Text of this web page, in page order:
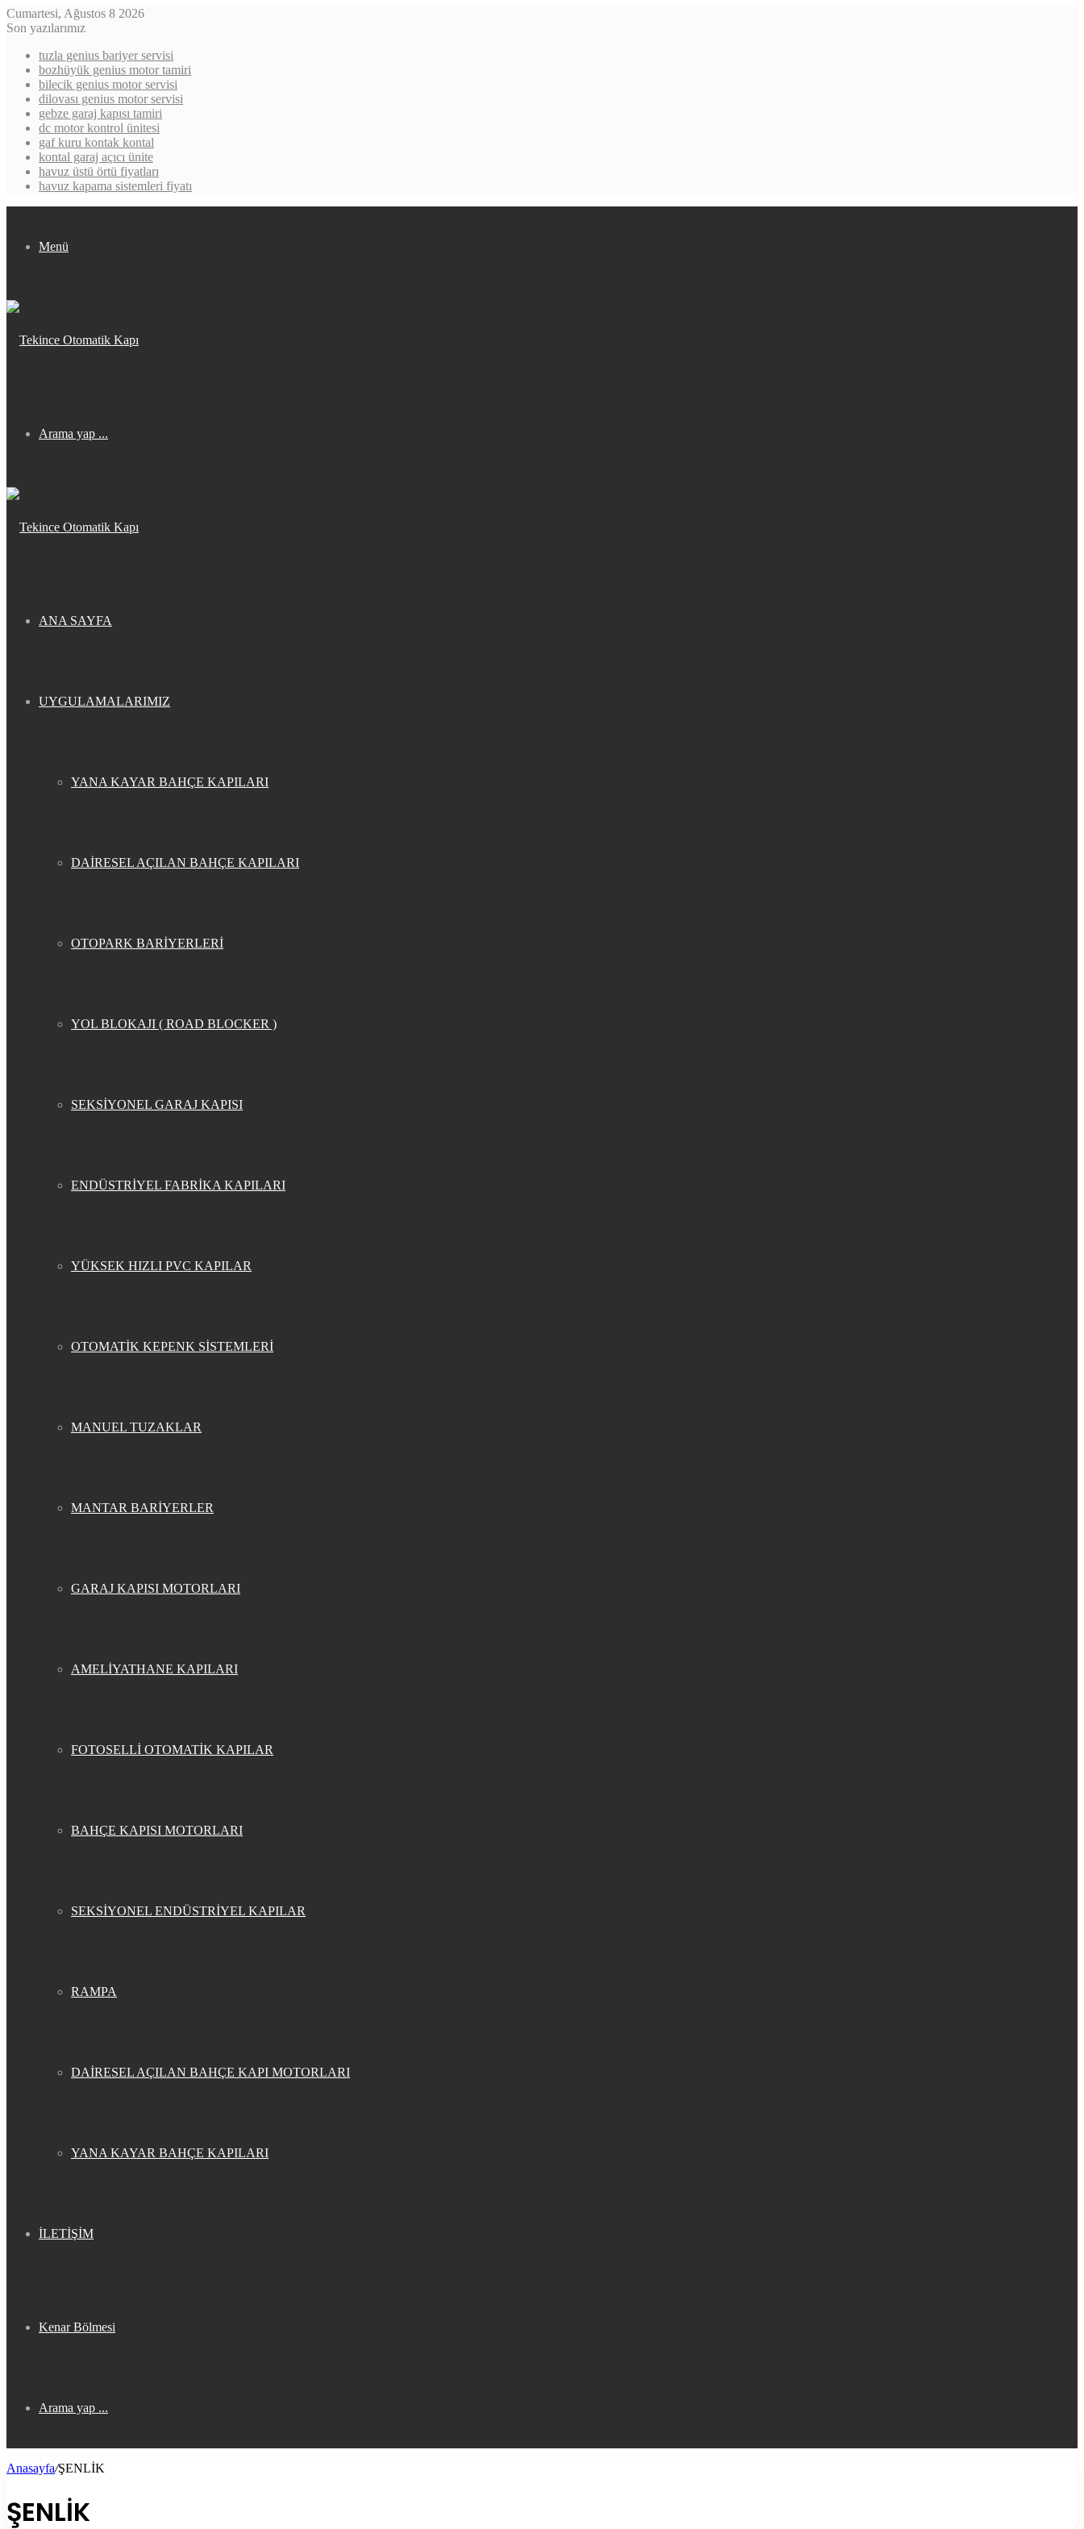
Cumartesi, Ağustos 8 2026
Son yazılarımız
tuzla genius bariyer servisi
bozhüyük genius motor tamiri
bilecik genius motor servisi
dilovası genius motor servisi
gebze garaj kapısı tamiri
dc motor kontrol ünitesi
gaf kuru kontak kontal
kontal garaj açıcı ünite
havuz üstü örtü fiyatları
havuz kapama sistemleri fiyatı
Menü
Arama yap ...
ANA SAYFA
UYGULAMALARIMIZ
YANA KAYAR BAHÇE KAPILARI
DAİRESEL AÇILAN BAHÇE KAPILARI
OTOPARK BARİYERLERİ
YOL BLOKAJI ( ROAD BLOCKER )
SEKSİYONEL GARAJ KAPISI
ENDÜSTRİYEL FABRİKA KAPILARI
YÜKSEK HIZLI PVC KAPILAR
OTOMATİK KEPENK SİSTEMLERİ
MANUEL TUZAKLAR
MANTAR BARİYERLER
GARAJ KAPISI MOTORLARI
AMELİYATHANE KAPILARI
FOTOSELLİ OTOMATİK KAPILAR
BAHÇE KAPISI MOTORLARI
SEKSİYONEL ENDÜSTRİYEL KAPILAR
RAMPA
DAİRESEL AÇILAN BAHÇE KAPI MOTORLARI
YANA KAYAR BAHÇE KAPILARI
İLETİŞİM
Kenar Bölmesi
Arama yap ...
Anasayfa/ŞENLİK
ŞENLİK